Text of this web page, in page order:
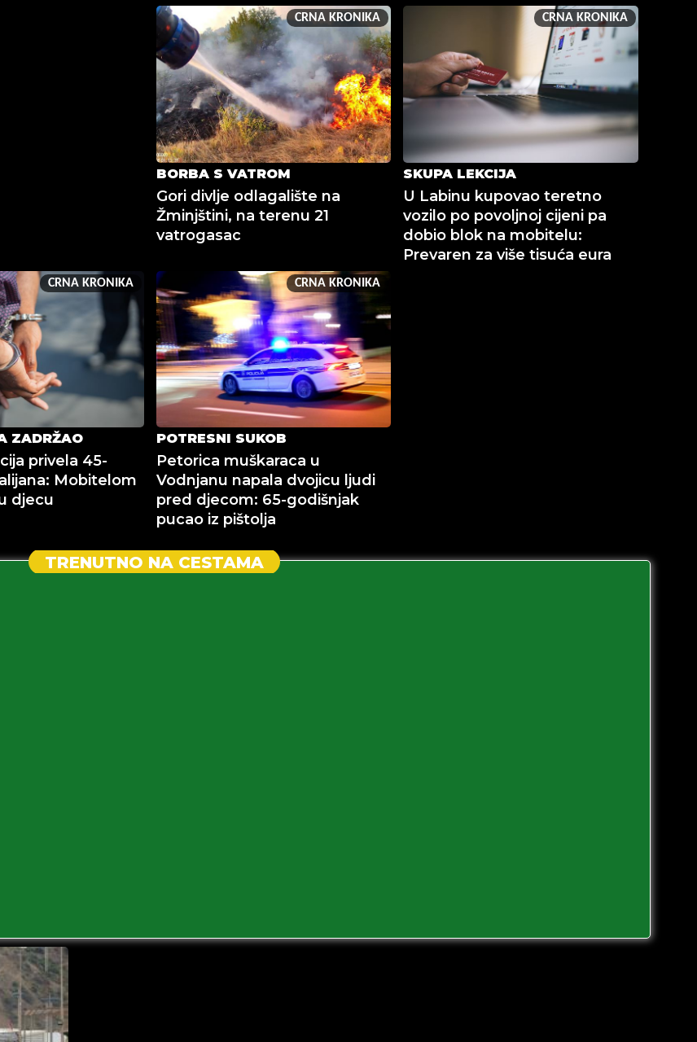
CRNA KRONIKA
BORBA S VATROM
Gori divlje odlagalište na
Žminjštini, na terenu 21
vatrogasac
CRNA KRONIKA
SKUPA LEKCIJA
U Labinu kupovao teretno
vozilo po povoljnoj cijeni pa
dobio blok na mobitelu:
Prevaren za više tisuća eura
CRNA KRONIKA
ZADRŽAO
privela 45-
Mobitelom
djecu
CRNA KRONIKA
POTRESNI SUKOB
Petorica muškaraca u
Vodnjanu napala dvojicu ljudi
pred djecom: 65-godišnjak
pucao iz pištolja
TRENUTNO NA CESTAMA